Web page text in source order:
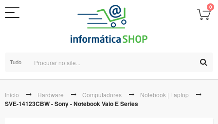
0
Tudo
Início Hardware Computadores Notebook | Laptop
SVE-14123CBW - Sony - Notebook Vaio E Series